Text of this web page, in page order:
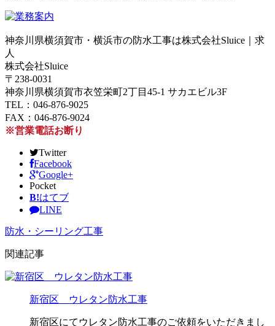
神奈川県横須賀市・横浜市の防水工事は株式会社Sluice｜求
人
株式会社Sluice
〒238-0031
神奈川県横須賀市衣笠栄町2丁目45-1 サカエビル3F
TEL：046-876-9025
FAX：046-876-9024
※営業電話お断り
Twitter
Facebook
Google+
Pocket
B!はてブ
LINE
防水・シーリング工事
関連記事
新宿区 ウレタン防水工事
新宿区にてウレタン防水工事のご依頼をいただきまし